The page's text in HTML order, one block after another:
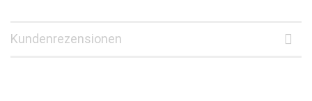
Kundenrezensionen